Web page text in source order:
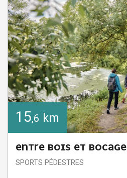
15,6 km
ENTRE BOIS ET BOCAGE
SPORTS PÉDESTRES